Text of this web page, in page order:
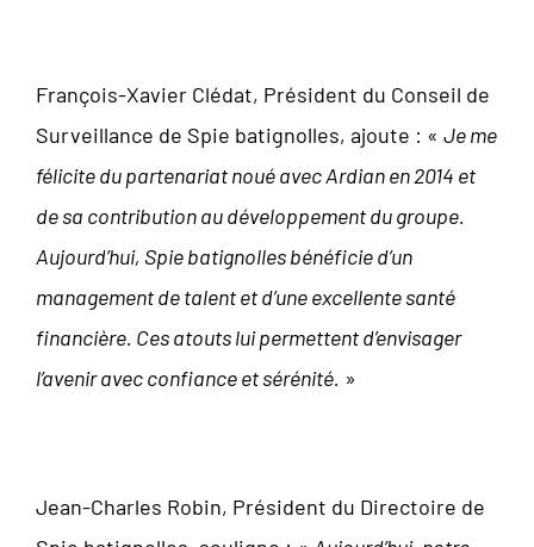
François-Xavier Clédat, Président du Conseil de
Surveillance de Spie batignolles, ajoute : « Je me
félicite du partenariat noué avec Ardian en 2014 et
de sa contribution au développement du groupe.
Aujourd’hui, Spie batignolles bénéficie d’un
management de talent et d’une excellente santé
financière. Ces atouts lui permettent d’envisager
l’avenir avec confiance et sérénité. »
Jean-Charles Robin, Président du Directoire de